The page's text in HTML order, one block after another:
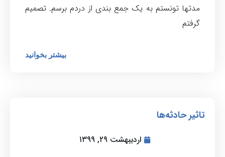
مدتها تونستم به یک جمع بندی از دردم برسم. تصمیم
گرفتم
بیشتر بخوانید
تاثیر حادثه‌ها
اردیبهشت ۲۹, ۱۳۹۹